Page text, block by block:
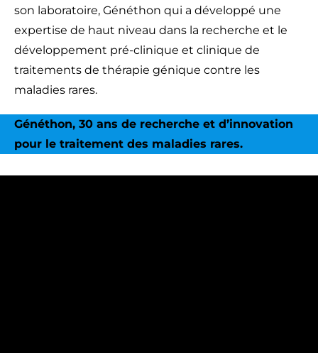
son laboratoire, Généthon qui a développé une
expertise de haut niveau dans la recherche et le
développement pré-clinique et clinique de
traitements de thérapie génique contre les
maladies rares.
Généthon, 30 ans de recherche et d’innovation
pour le traitement des maladies rares.